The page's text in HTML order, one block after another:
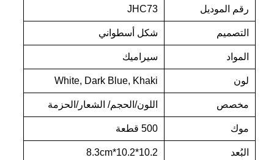
رقم الموديل JHC73
التصميم شكل أسطواني
المواد سيراميك
لون White, Dark Blue, Khaki
مخصص اللون/الحجم/ الشعار/الحزمة
موك 500 قطعة
البُعد 10.2*10.2*8.3cm